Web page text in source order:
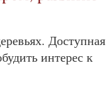
Доступная
интерес к